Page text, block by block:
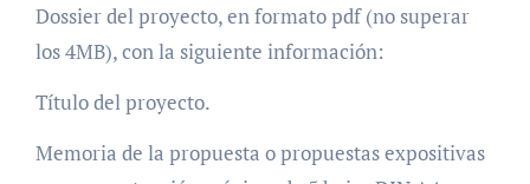
Dossier del proyecto, en formato pdf (no superar
los 4MB), con la siguiente información:
Título del proyecto.
Memoria de la propuesta o propuestas expositivas